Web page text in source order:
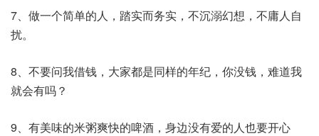
7、做一个简单的人，踏实而务实，不沉溺幻想，不庸人自
扰。
8、不要问我借钱，大家都是同样的年纪，你没钱，难道我
就会有吗？
9、有美味的米粥爽快的啤酒，身边没有爱的人也要开心